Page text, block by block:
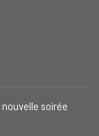
soirée